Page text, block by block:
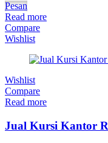
Pesan
Read more
Compare
Wishlist
Wishlist
Compare
Read more
Jual Kursi Kantor